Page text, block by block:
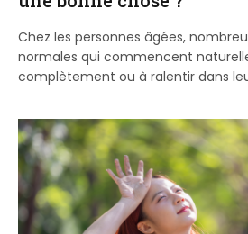
Chez les personnes âgées,
normales qui commencent
complètement ou à ralentir dans